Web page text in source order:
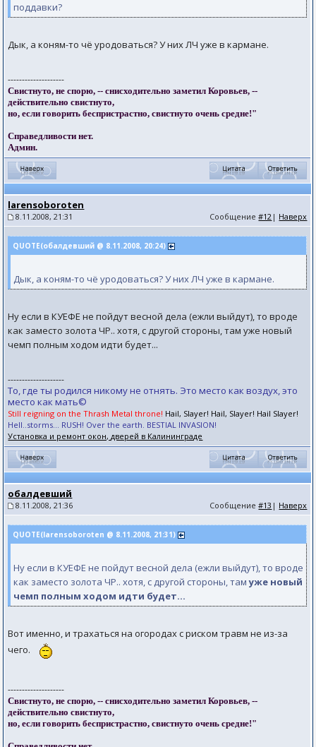
поддавки?
Дык, а коням-то чё уродоваться? У них ЛЧ уже в кармане.
--------------------
Свистнуто, не спорю, -- снисходительно заметил Коровьев, --
действительно свистнуто,
но, если говорить беспристрастно, свистнуто очень средне!"
Справедливости нет.
Админ.
larensoboroten
8.11.2008, 21:31 Сообщение#12 | Наверх
QUOTE(обалдевший @ 8.11.2008, 20:24)
Дык, а коням-то чё уродоваться? У них ЛЧ уже в кармане.
Ну если в КУЕФЕ не пойдут весной дела (ежли выйдут), то вроде
как заместо золота ЧР.. хотя, с другой стороны, там уже новый
чемп полным ходом идти будет...
--------------------
То, где ты родился никому не отнять. Это место как воздух, это
место как мать©
Still reigning on the Thrash Metal throne! Hail, Slayer! Hail, Slayer! Hail Slayer!
Hell..storms... RUSH! Over the earth. BESTIAL INVASION!
Установка и ремонт окон, дверей в Калининграде
обалдевший
8.11.2008, 21:36 Сообщение#13 | Наверх
QUOTE(larensoboroten @ 8.11.2008, 21:31)
Ну если в КУЕФЕ не пойдут весной дела (ежли выйдут), то вроде
как заместо золота ЧР.. хотя, с другой стороны, тамуже новый
чемп полным ходом идти будет...
Вот именно, и трахаться на огородах с риском травм не из-за
чего.
--------------------
Свистнуто, не спорю, -- снисходительно заметил Коровьев, --
действительно свистнуто,
но, если говорить беспристрастно, свистнуто очень средне!"